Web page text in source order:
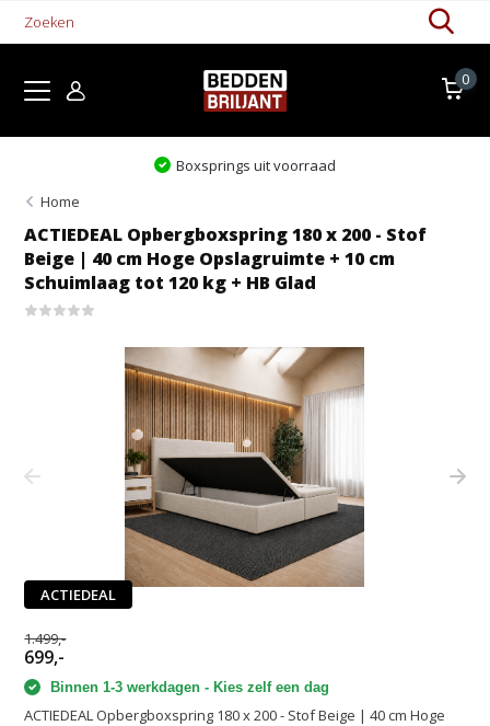
0
Boxsprings uit voorraad
Home
ACTIEDEAL Opbergboxspring 180 x 200 - Stof
Beige | 40 cm Hoge Opslagruimte + 10 cm
Schuimlaag tot 120 kg + HB Glad
ACTIEDEAL
1.499,-
699,-
Binnen 1-3 werkdagen - Kies zelf een dag
ACTIEDEAL Opbergboxspring 180 x 200 - Stof Beige | 40 cm Hoge